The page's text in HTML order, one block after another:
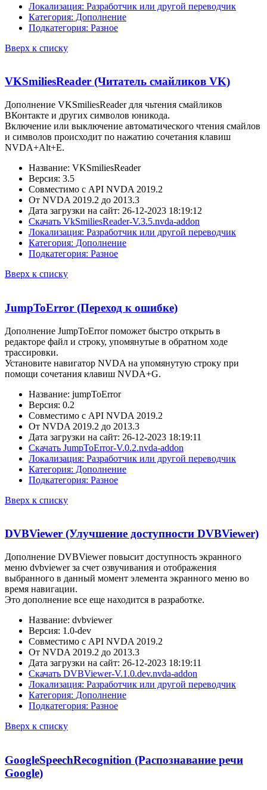
Локализация: Разработчик или другой переводчик
Категория: Дополнение
Подкатегория: Разное
Вверх к списку
VKSmiliesReader (Читатель смайликов VK)
Дополнение VKSmiliesReader для чьтения смайликов
ВКонтакте и других символов юникода.
Включение или выключение автоматического чтения смайлов
и символов происходит по нажатию сочетания клавиш
NVDA+Alt+E.
Название: VKSmiliesReader
Версия: 3.5
Совместимо с API NVDA 2019.2
От NVDA 2019.2 до 2013.3
Дата загрузки на сайт: 26-12-2023 18:19:12
Скачать VkSmiliesReader-V.3.5.nvda-addon
Локализация: Разработчик или другой переводчик
Категория: Дополнение
Подкатегория: Разное
Вверх к списку
JumpToError (Переход к ошибке)
Дополнение JumpToError поможет быстро открыть в
редакторе файл и строку, упомянутые в обратном ходе
трассировки.
Установите навигатор NVDA на упомянутую строку при
помощи сочетания клавиш NVDA+G.
Название: jumpToError
Версия: 0.2
Совместимо с API NVDA 2019.2
От NVDA 2019.2 до 2013.3
Дата загрузки на сайт: 26-12-2023 18:19:11
Скачать JumpToError-V.0.2.nvda-addon
Локализация: Разработчик или другой переводчик
Категория: Дополнение
Подкатегория: Разное
Вверх к списку
DVBViewer (Улучшение доступности DVBViewer)
Дополнение DVBViewer повысит доступность экранного
меню dvbviewer за счет озвучивания и отображения
выбранного в данный момент элемента экранного меню во
время навигации.
Это дополнение все еще находится в разработке.
Название: dvbviewer
Версия: 1.0-dev
Совместимо с API NVDA 2019.2
От NVDA 2019.2 до 2013.3
Дата загрузки на сайт: 26-12-2023 18:19:11
Скачать DVBViewer-V.1.0.dev.nvda-addon
Локализация: Разработчик или другой переводчик
Категория: Дополнение
Подкатегория: Разное
Вверх к списку
GoogleSpeechRecognition (Распознавание речи
Google)